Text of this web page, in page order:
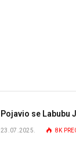
Pojavio se Labubu
23.07.2025. 8K